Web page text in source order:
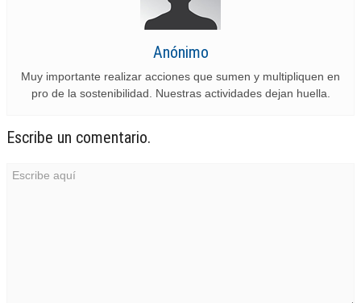
Anónimo
Muy importante realizar acciones que sumen y multipliquen en
pro de la sostenibilidad. Nuestras actividades dejan huella.
Escribe un comentario.